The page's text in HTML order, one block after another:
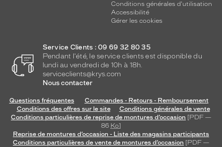
Conditions générales d'utilisation
Accessibilité
Gérer les cookies
Service Clients : 09 69 32 80 35
Pendant l'été, le service clients est disponible du
lundi au vendredi de 10h à 18h.
serviceclients@krys.com
Nous contacter
Questions fréquentes
Commandes - Retours - Remboursement
Conditions des offres sur le site
Conditions générales de vente
Conditions particulières de reprise de montures d’occasion [PDF —
86 Ko]
Reprise de montures d’occasion - Liste des magasins participants
Conditions particulières de vente de montures d’occasion [PDF —